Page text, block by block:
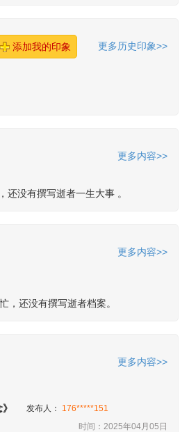
添加我的印象 更多历史印象>>
更多内容>>
还没有撰写逝者一生大事 。
更多内容>>
，还没有撰写逝者档案。
更多内容>>
发布人： 176*****151
时间：2025年04月05日